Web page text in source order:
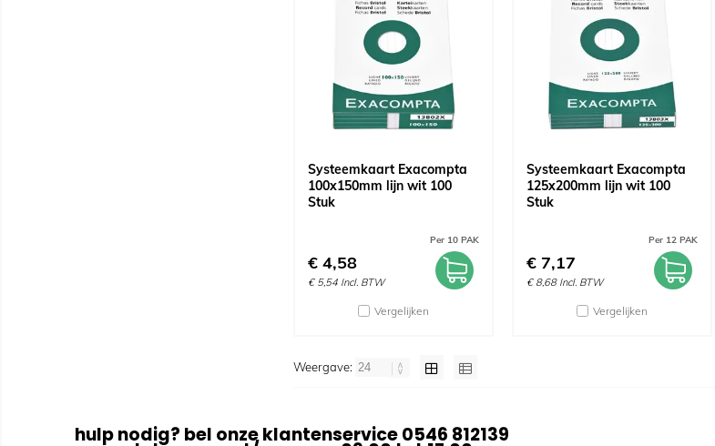
Systeemkaart Exacompta
100x150mm lijn wit 100
Stuk
Per 10 PAK
€ 4,58
€ 5,54 Incl. BTW
Vergelijken
Systeemkaart Exacompta
125x200mm lijn wit 100
Stuk
Per 12 PAK
€ 7,17
€ 8,68 Incl. BTW
Vergelijken
Weergave:
hulp nodig? bel onze klantenservice 0546 812139